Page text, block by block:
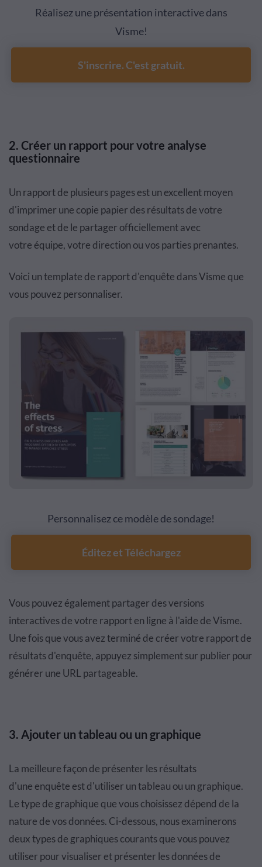
Réalisez une présentation interactive dans
Visme!
S'inscrire. C'est gratuit.
2. Créer un rapport pour votre analyse
questionnaire
Un rapport de plusieurs pages est un excellent moyen
d'imprimer une copie papier des résultats de votre
sondage et de le partager officiellement avec
votre équipe, votre direction ou vos parties prenantes.
Voici untemplate de rapport d'enquête dans Visme que
vous pouvez personnaliser.
Personnalisez ce modèle de sondage!
Éditez et Téléchargez
Vous pouvez également partager des versions
interactives de votre rapport en ligne à l'aide deVisme.
Une fois que vous avez terminé de créer votre rapport de
résultats d'enquête, appuyez simplement sur publier pour
générer une URL partageable.
3. Ajouter un tableau ou un graphique
La meilleure façonde présenter les résultats
d'une enquête est d'utiliser un tableau ou un graphique.
Le type de graphique que vous choisissez dépend de la
nature de vos données. Ci-dessous, nous examinerons
deux types de graphiques courants que vous pouvez
utiliser pour visualiser et présenter les données de